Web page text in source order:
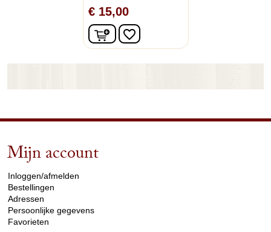
€ 15,00
In winkelwagen
favorite_border
Mijn account
Inloggen/afmelden
Bestellingen
Adressen
Persoonlijke gegevens
Favorieten